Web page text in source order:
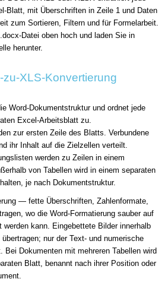
Blatt, mit Überschriften in Zeile 1 und Daten
zum Sortieren, Filtern und für Formelarbeit.
Datei oben hoch und laden Sie in
herunter.
XLS-Konvertierung
Word-Dokumentstruktur und ordnet jede
Excel-Arbeitsblatt zu.
zur ersten Zeile des Blatts. Verbundene
ihr Inhalt auf die Zielzellen verteilt.
werden zu Zeilen in einem
von Tabellen wird in einem separaten
je nach Dokumentstruktur.
— fette Überschriften, Zahlenformate,
wo die Word-Formatierung sauber auf
werden kann. Eingebettete Bilder innerhalb
nur der Text- und numerische
Bei Dokumenten mit mehreren Tabellen wird
Blatt, benannt nach ihrer Position oder